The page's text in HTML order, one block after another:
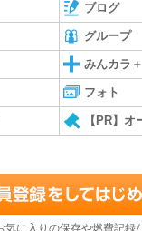
ブログ
グループ
みんカラ＋
フォト
【PR】
気に入りの保存や燃費記録